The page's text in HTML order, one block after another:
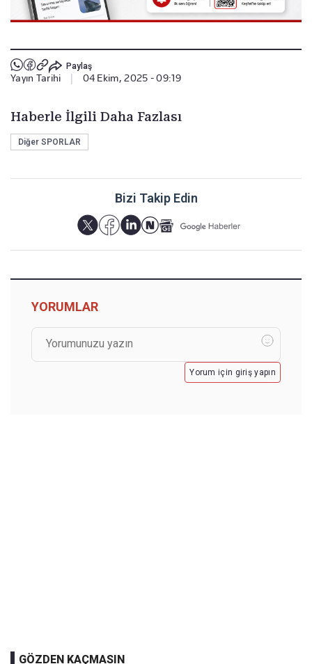
Paylaş
Yayın Tarihi 04 Ekim, 2025 - 09:19
Haberle İlgili Daha Fazlası
Diğer SPORLAR
Bizi Takip Edin
YORUMLAR
Yorum için giriş yapın
GÖZDEN KAÇMASIN